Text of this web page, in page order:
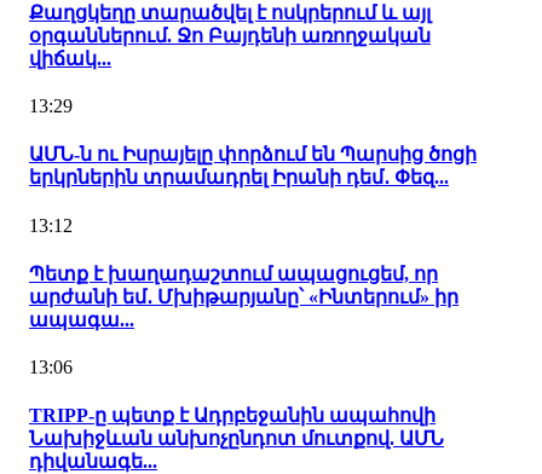
Քաղցկեղը տարածվել է ոսկրերում և այլ
օրգաններում. Ջո Բայդենի առողջական
վիճակ...
13:29
ԱՄՆ-ն ու Իսրայելը փորձում են Պարսից ծոցի
երկրներին տրամադրել Իրանի դեմ․ Փեզ...
13:12
Պետք է խաղադաշտում ապացուցեմ, որ
արժանի եմ․ Մխիթարյանը՝ «Ինտերում» իր
ապագա...
13:06
TRIPP-ը պետք է Ադրբեջանին ապահովի
Նախիջևան անխոչընդոտ մուտքով. ԱՄՆ
դիվանագե...